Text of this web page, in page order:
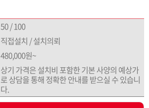
50 / 100
직접설치 / 설치의뢰
480,000원~
상기 가격은 설치비 포함한 기본 사양의 예상가
로 상담을 통해 정확한 안내를 받으실 수 있습니
다.